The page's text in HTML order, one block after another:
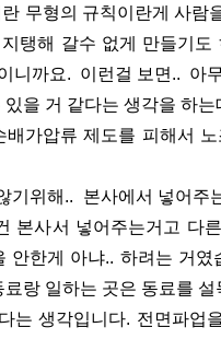
무형의 규칙이란게 사람
탱해 갈수 없게 만들기
니까요. 이런걸 보면.. 아
을 거 같다는 생각을 하
가압류 제도를 피해서
기위해.. 본사에서 넣어주
본사서 넣어주는거고 다
안한게 아냐.. 하려는 거
랑 일하는 곳은 동료를
는 생각입니다. 전면파업